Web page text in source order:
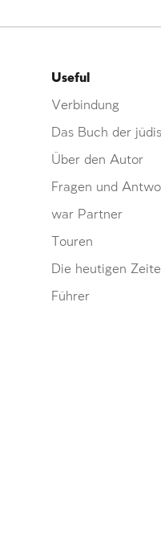
Useful
Verbindung
Das Buch der
Über den Autor
Fragen und
war Partner
Touren
Die heutigen
Führer